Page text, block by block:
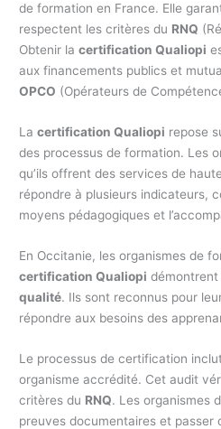
de formation en France. Elle
respectent les critères du RNQ
Obtenir lacertification Qualiopi
aux financements publics et
OPCO (Opérateurs de
Lacertification Qualiopi repose
des processus de formation. Les
qu’ils offrent des services de
répondre à plusieurs indicateurs,
moyens pédagogiques et
En Occitanie, les organismes de
certification Qualiopi démontrent
qualité. Ils sont reconnus pour
répondre aux besoins des
Le processus de certification
organisme accrédité. Cet audit
critères du RNQ. Les organismes
preuves documentaires et passer